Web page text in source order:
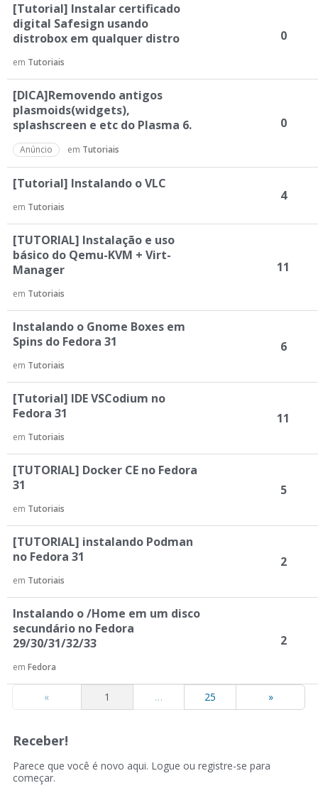
[Tutorial] Instalar certificado
digital Safesign usando
distrobox em qualquer distro
em Tutoriais
0
[DICA]Removendo antigos
plasmoids(widgets),
splashscreen e etc do Plasma 6.
Anúncio em Tutoriais
0
[Tutorial] Instalando o VLC
em Tutoriais
4
[TUTORIAL] Instalação e uso
básico do Qemu-KVM + Virt-
Manager
em Tutoriais
11
Instalando o Gnome Boxes em
Spins do Fedora 31
em Tutoriais
6
[Tutorial] IDE VSCodium no
Fedora 31
em Tutoriais
11
[TUTORIAL] Docker CE no Fedora
31
em Tutoriais
5
[TUTORIAL] instalando Podman
no Fedora 31
em Tutoriais
2
Instalando o /Home em um disco
secundário no Fedora
29/30/31/32/33
em Fedora
2
« 1 … 25 »
Receber!
Parece que você é novo aqui. Logue ou registre-se para
começar.